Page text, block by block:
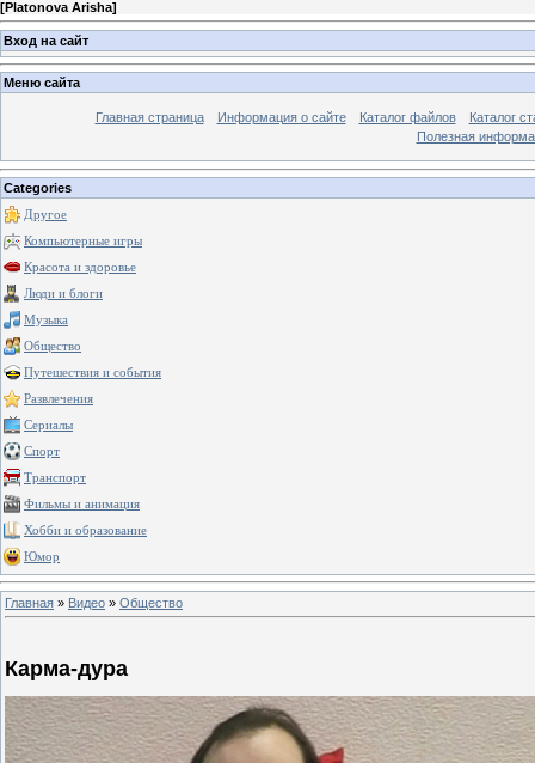
[Platonova Arisha]
Вход на сайт
Меню сайта
Главная страница Информация о сайте Каталог файлов
Каталог
Полезная
Categories
Другое
Компьютерные игры
Красота и здоровье
Люди и блоги
Музыка
Общество
Путешествия и события
Развлечения
Сериалы
Спорт
Транспорт
Фильмы и анимация
Хобби и образование
Юмор
Главная » Видео » Общество
Карма-дура